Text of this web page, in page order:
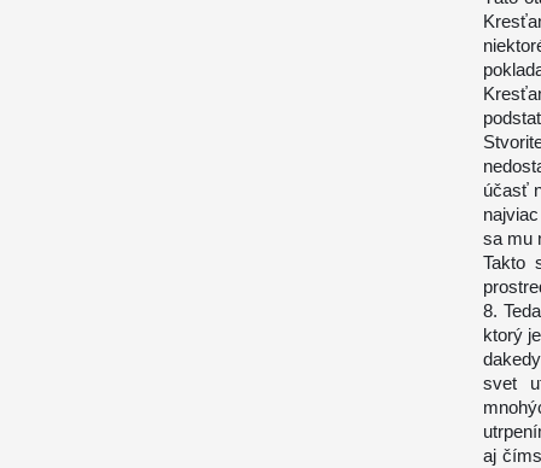
účasť
sa mu
Takto
8.
ktorý
svet
aj